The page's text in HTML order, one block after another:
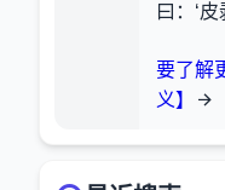
曰：‘
要了解
义】